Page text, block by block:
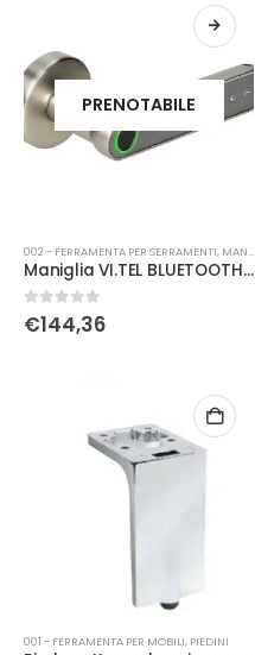
PRENOTABILE
002 - FERRAMENTA PER SERRAMENTI, MANIGLIERIA
Maniglia VI.TEL BLUETOOTH crs
0Su 5
€144,36
001 - FERRAMENTA PER MOBILI, PIEDINI